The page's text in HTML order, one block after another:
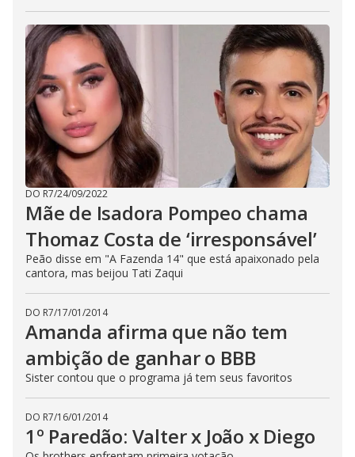
DO R7/24/09/2022
Mãe de Isadora Pompeo chama
Thomaz Costa de ‘irresponsável’
Peão disse em "A Fazenda 14" que está apaixonado pela
cantora, mas beijou Tati Zaqui
DO R7/17/01/2014
Amanda afirma que não tem
ambição de ganhar o BBB
Sister contou que o programa já tem seus favoritos
DO R7/16/01/2014
1º Paredão: Valter x João x Diego